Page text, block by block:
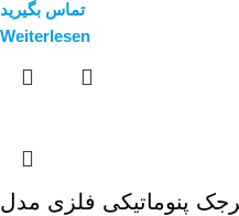
تماس بگیرید
Weiterlesen